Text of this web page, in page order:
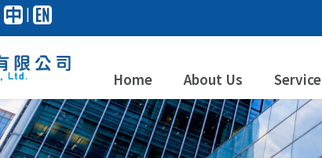
|
Home About Us Service